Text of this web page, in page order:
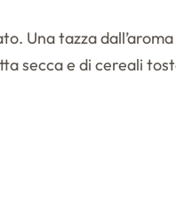
Una tazza
secca e di cereali